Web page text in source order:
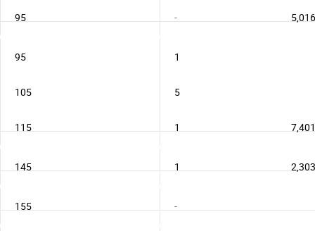
95 - 5,016
95 1
105 5
115 1 7,401
145 1 2,303
155 -